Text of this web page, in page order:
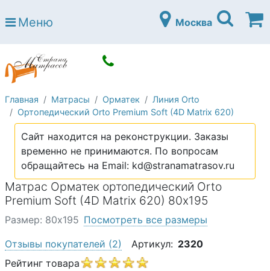
Страна матрасов
Open submenu (Матрасы)
Open submenu (Кровати)
Кровати
Open submenu (Аксессуары)
Open submenu (Диваны)
Диваны
Open submenu (Постельное белье)
Постельное белье
Open submenu (Мебель)
Мебель
Open submenu (Основания)
Основания
Open submenu (Детские матрасы)
Детские матрасы
Open submenu (Детские кровати)
Детские кровати
Open submenu (Шкафы)
Шкафы
Меню Москва
Главная Матрасы Орматек
Линия Orto
Ортопедический Orto Premium Soft (4D Matrix 620)
Сайт находится на реконструкции. Заказы
временно не принимаются. По вопросам
обращайтесь на Email: kd@stranamatrasov.ru
Матрас Орматек ортопедический Orto
Premium Soft (4D Matrix 620) 80х195
Размер: 80х195 Посмотреть все размеры
Отзывы покупателей (2) Артикул: 2320
Рейтинг товара